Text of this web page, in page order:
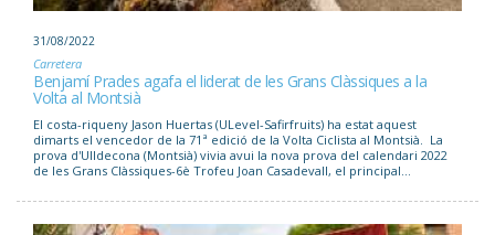
31/08/2022
Carretera
Benjamí Prades agafa el liderat de les Grans Clàssiques a la
Volta al Montsià
El costa-riqueny Jason Huertas (ULevel-Safirfruits) ha estat aquest
dimarts el vencedor de la 71ª edició de la Volta Ciclista al Montsià. La
prova d'Ulldecona (Montsià) vivia avui la nova prova del calendari 2022
de les Grans Clàssiques-6è Trofeu Joan Casadevall, el principal...